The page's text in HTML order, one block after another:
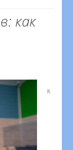
как
К